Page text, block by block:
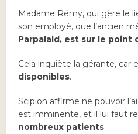
Madame Rémy, qui gère le
son employé, que l’ancien
Parpalaid, est sur le point
Cela inquiète la gérante, car
disponibles.
Scipion affirme ne pouvoir
est imminente, et il lui faut
nombreux patients.